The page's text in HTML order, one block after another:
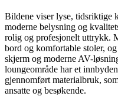
Bildene viser lyse, tidsriktige
moderne belysning og
rolig og profesjonelt uttrykk.
bord og komfortable stoler,
skjerm og moderne AV-
loungeområde har et
gjennomført materialbruk,
ansatte og besøkende.